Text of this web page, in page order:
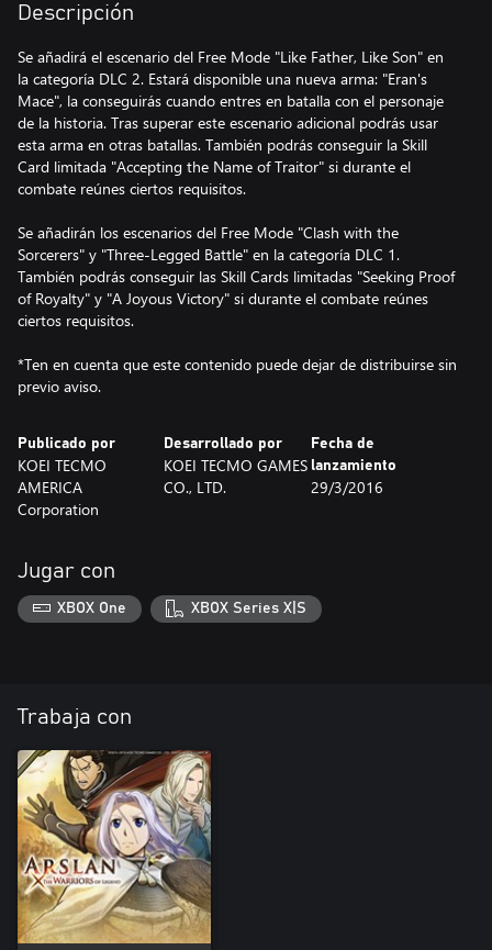
Descripción
Se añadirá el escenario del Free Mode "Like Father, Like Son" en
la categoría DLC 2. Estará disponible una nueva arma: "Eran's
Mace", la conseguirás cuando entres en batalla con el personaje
de la historia. Tras superar este escenario adicional podrás usar
esta arma en otras batallas. También podrás conseguir la Skill
Card limitada "Accepting the Name of Traitor" si durante el
combate reúnes ciertos requisitos.
Se añadirán los escenarios del Free Mode "Clash with the
Sorcerers" y "Three-Legged Battle" en la categoría DLC 1.
También podrás conseguir las Skill Cards limitadas "Seeking Proof
of Royalty" y "A Joyous Victory" si durante el combate reúnes
ciertos requisitos.
*Ten en cuenta que este contenido puede dejar de distribuirse sin
previo aviso.
Publicado por
KOEI TECMO
AMERICA
Corporation
Desarrollado por
KOEI TECMO GAMES
CO., LTD.
Fecha de
lanzamiento
29/3/2016
Jugar con
XBOX One XBOX Series X|S
Trabaja con